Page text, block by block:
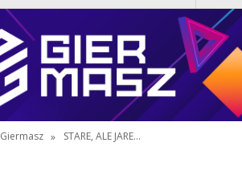
Giermasz » STARE, ALE JARE...